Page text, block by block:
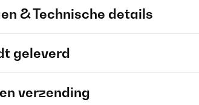
& Technische details
geleverd
verzending